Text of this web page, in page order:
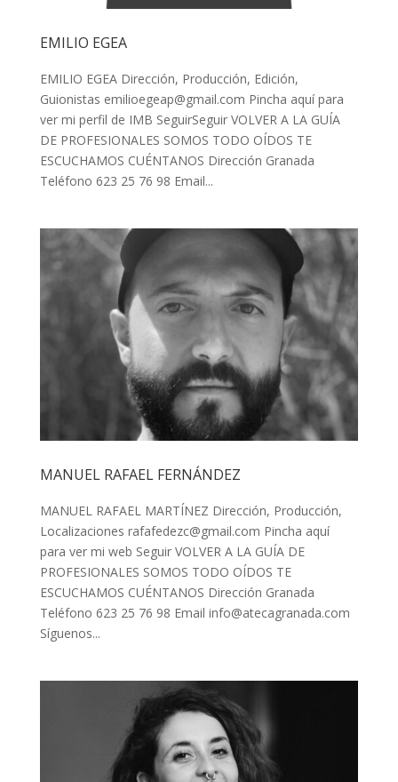
EMILIO EGEA
EMILIO EGEA Dirección, Producción, Edición,
Guionistas emilioegeap@gmail.com Pincha aquí para
ver mi perfil de IMB SeguirSeguir VOLVER A LA GUÍA
DE PROFESIONALES SOMOS TODO OÍDOS TE
ESCUCHAMOS CUÉNTANOS Dirección Granada
Teléfono 623 25 76 98 Email...
MANUEL RAFAEL FERNÁNDEZ
MANUEL RAFAEL MARTÍNEZ Dirección, Producción,
Localizaciones rafafedezc@gmail.com Pincha aquí
para ver mi web Seguir VOLVER A LA GUÍA DE
PROFESIONALES SOMOS TODO OÍDOS TE
ESCUCHAMOS CUÉNTANOS Dirección Granada
Teléfono 623 25 76 98 Email info@atecagranada.com
Síguenos...